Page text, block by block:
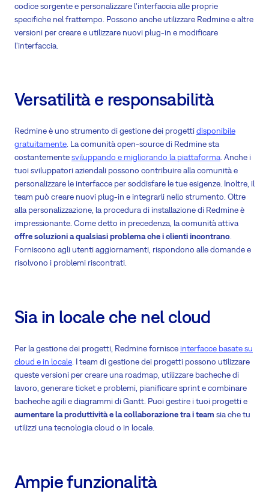
codice sorgente e personalizzare l'interfaccia alle proprie
specifiche nel frattempo. Possono anche utilizzare Redmine e altre
versioni per creare e utilizzare nuovi plug-in e modificare
l'interfaccia.
Versatilità e responsabilità
Redmine è uno strumento di gestione dei progettidisponibile
gratuitamente. La comunità open-source di Redmine sta
costantementesviluppando e migliorando la piattaforma. Anche i
tuoi sviluppatori aziendali possono contribuire alla comunità e
personalizzare le interfacce per soddisfare le tue esigenze. Inoltre, il
team può creare nuovi plug-in e integrarli nello strumento. Oltre
alla personalizzazione, la procedura di installazione di Redmine è
impressionante. Come detto in precedenza, la comunità attiva
offre soluzioni a qualsiasi problema che i clienti incontrano.
Forniscono agli utenti aggiornamenti, rispondono alle domande e
risolvono i problemi riscontrati.
Sia in locale che nel cloud
Per la gestione dei progetti, Redmine fornisce interfacce basate su
cloud e in locale . I team di gestione dei progetti possono utilizzare
queste versioni per creare una roadmap, utilizzare bacheche di
lavoro, generare ticket e problemi, pianificare sprint e combinare
bacheche agili e diagrammi di Gantt. Puoi gestire i tuoi progetti e
aumentare la produttività e la collaborazione tra i team sia che tu
utilizzi una tecnologia cloud o in locale.
Ampie funzionalità